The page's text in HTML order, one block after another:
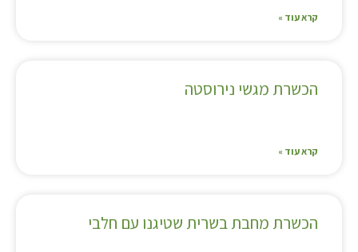
קרא עוד »
הכשרת מגשי נירוסטה
קרא עוד »
הכשרת מחבת בשרית שטיגנו עם חלבי